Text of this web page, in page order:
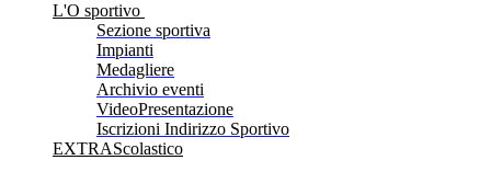
L'O sportivo
Sezione sportiva
Impianti
Medagliere
Archivio eventi
VideoPresentazione
Iscrizioni Indirizzo Sportivo
EXTRAScolastico